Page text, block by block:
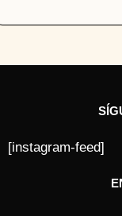
[instagram-feed]